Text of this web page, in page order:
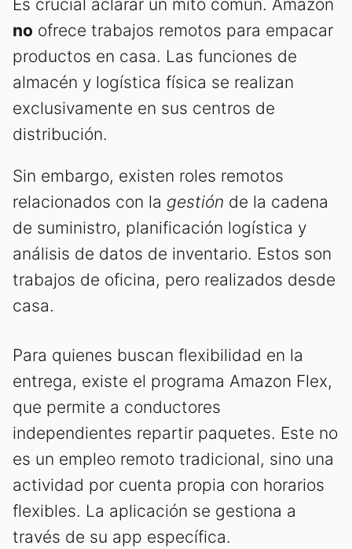
Es crucial aclarar un mito común. Amazon
no ofrece trabajos remotos para empacar
productos en casa. Las funciones de
almacén y logística física se realizan
exclusivamente en sus centros de
distribución.
Sin embargo, existen roles remotos
relacionados con la gestión de la cadena
de suministro, planificación logística y
análisis de datos de inventario. Estos son
trabajos de oficina, pero realizados desde
casa.
Para quienes buscan flexibilidad en la
entrega, existe el programa Amazon Flex,
que permite a conductores
independientes repartir paquetes. Este no
es un empleo remoto tradicional, sino una
actividad por cuenta propia con horarios
flexibles. La aplicación se gestiona a
través de su app específica.